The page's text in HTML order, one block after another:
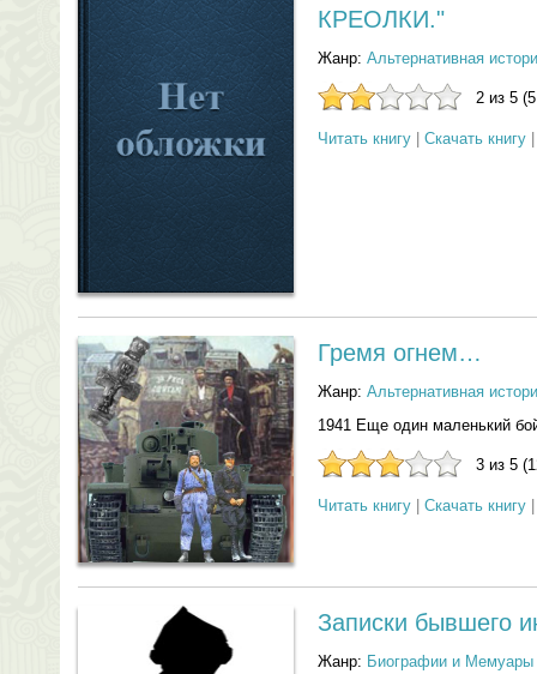
КРЕОЛКИ."
Жанр: Альтернативная
2 из 5
Читать книгу Скачать книгу
Гремя огнем…
Жанр: Альтернативная
1941 Еще один маленький
3 из 5
Читать книгу Скачать книгу
Записки бывшего
Жанр: Биографии и Мемуары